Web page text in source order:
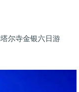
尔寺金银六日游